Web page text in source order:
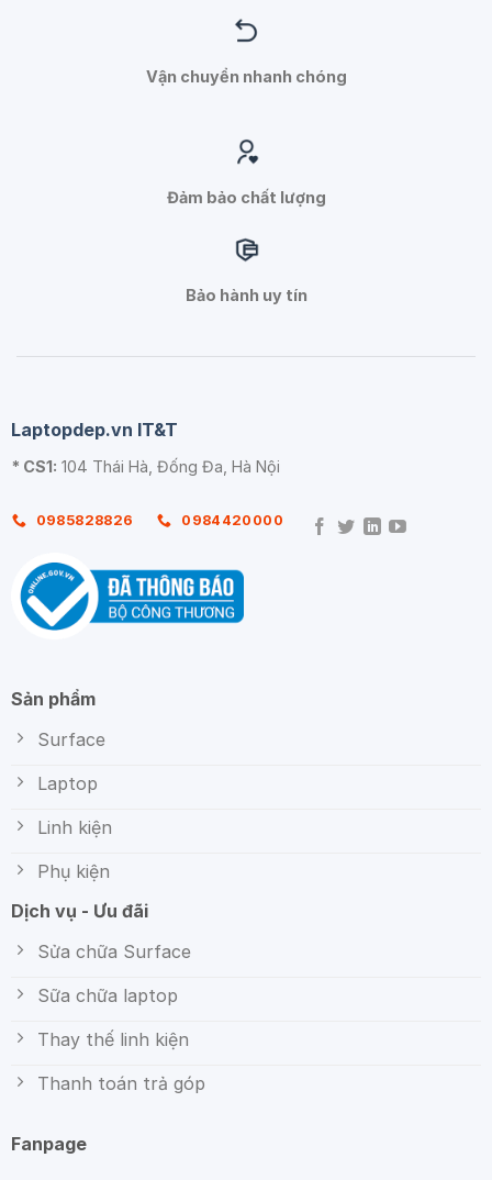
Vận chuyển nhanh chóng
Đảm bảo chất lượng
Bảo hành uy tín
Laptopdep.vn IT&T
* CS1: 104 Thái Hà, Đống Đa, Hà Nội
0985828826 0984420000
Sản phẩm
Surface
Laptop
Linh kiện
Phụ kiện
Dịch vụ - Ưu đãi
Sửa chữa Surface
Sữa chữa laptop
Thay thế linh kiện
Thanh toán trả góp
Fanpage